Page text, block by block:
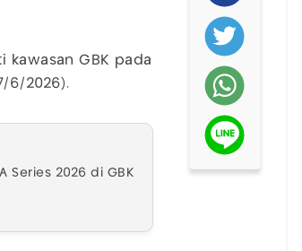
kawasan GBK pada
6/2026).
Series 2026 di GBK